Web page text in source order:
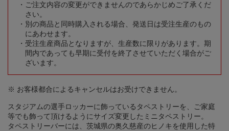
ご注文内容の変更ができませんのであらかじめご了承くだ
さい。
別の商品と同時購入される場合、発送日は受注生産のもの
にあわせます。
受注生産商品となりますが、生産数に限りがあります。期
間内であっても早期に受付を終了させていただく場合がご
ざいます。
※ お客様都合によるキャンセルはお受けできません。
スタジアムの選手ロッカーに飾っているタペストリーを、ご家庭
等でも飾って頂けるようにサイズ変更したミニタペストリー。
タペストリーバーには、茨城県の奥久慈産のヒノキを使用した特